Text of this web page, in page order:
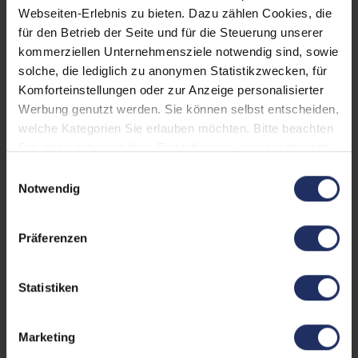
Webseiten-Erlebnis zu bieten. Dazu zählen Cookies, die
für den Betrieb der Seite und für die Steuerung unserer
kommerziellen Unternehmensziele notwendig sind, sowie
solche, die lediglich zu anonymen Statistikzwecken, für
Komforteinstellungen oder zur Anzeige personalisierter
Werbung genutzt werden. Sie können selbst entscheiden,
welche Kategorien Sie erlauben möchten. Bitte beachten
Weitere Informationen finden Sie in
Notwendig
Präferenzen
Statistiken
Marketing
Prozessorkerne: 8
Datenspeicher: 1 TB SSD
Arbeitsspeicher: 16 GB DDR5
Grafikkarte: RTX A500
Fingerprintreader:
Windows 11 Professional
Schnittstellen:
1x Audio / Mikrofon - 3.5